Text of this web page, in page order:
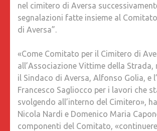
nel cimitero di Aversa
segnalazioni fatte insieme al
di Aversa”.
«Come Comitato per il Cimitero di
all’Associazione Vittime della Strada,
il Sindaco di Aversa, Alfonso Golia, e
Francesco Sagliocco per i lavori che
svolgendo all’interno del Cimitero»,
Nicola Nardi e Domenico Maria
componenti del Comitato,